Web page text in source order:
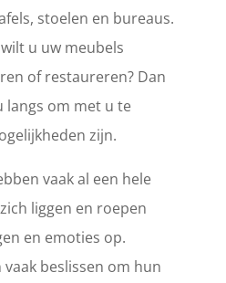
stoelen en bureaus.
u uw meubels
of restaureren? Dan
langs om met u te
zijn.
vaak al een hele
liggen en roepen
en emoties op.
beslissen om hun